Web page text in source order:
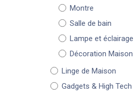
Montre
Salle de bain
Lampe et éclairage
Décoration Maison
Linge de Maison
Gadgets & High Tech